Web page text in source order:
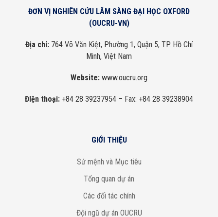
ĐƠN VỊ NGHIÊN CỨU LÂM SÀNG ĐẠI HỌC OXFORD
(OUCRU-VN)
Địa chỉ: 764 Võ Văn Kiệt, Phường 1, Quận 5, TP. Hồ Chí
Minh, Việt Nam
Website: www.oucru.org
ĐIện thoại: +84 28 39237954 – Fax: +84 28 39238904
GIỚI THIỆU
Sứ mệnh và Mục tiêu
Tổng quan dự án
Các đối tác chính
Đội ngũ dự án OUCRU